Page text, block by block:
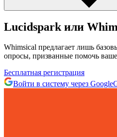
Lucidspark или
Whimsical предлагает лишь
опросы, призванные помочь
Бесплатная регистрация
Войти в систему через Google